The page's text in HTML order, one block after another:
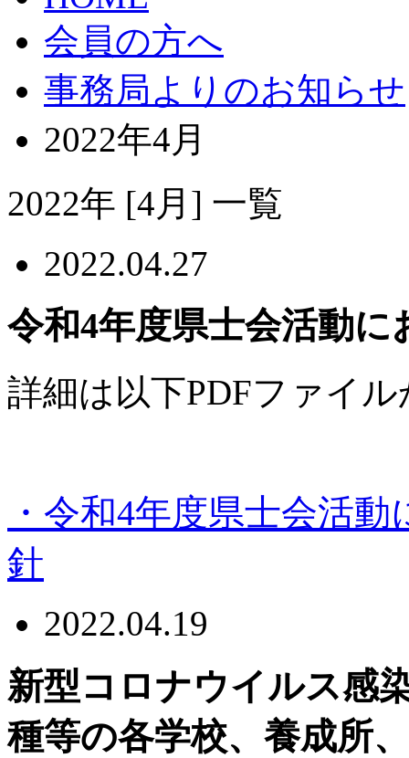
会員の方へ
事務局よりのお知らせ
2022年4月
2022年 [4月] 一覧
2022.04.27
令和4年度県士会活動
詳細は以下PDFファイ
・令和4年度県士会活
針
2022.04.19
新型コロナウイルス感
種等の各学校、養成所